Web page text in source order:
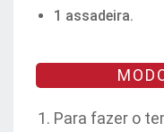
1 assadeira.
Para fazer o